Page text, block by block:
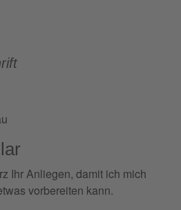
Ihr Anliegen, damit ich mich
vorbereiten kann.